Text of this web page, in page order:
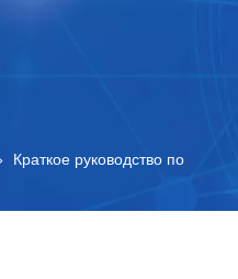
Краткое руководство по